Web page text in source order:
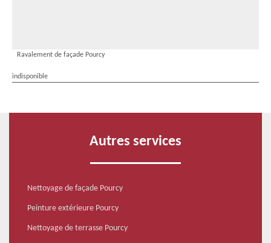
Ravalement de façade Pourcy
indisponible
Autres services
Nettoyage de façade Pourcy
Peinture extérieure Pourcy
Nettoyage de terrasse Pourcy